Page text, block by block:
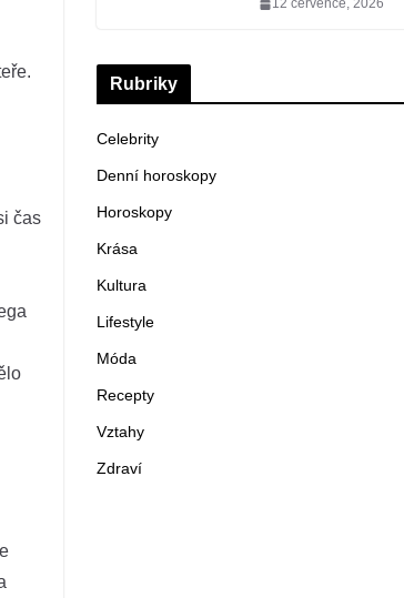
čas
12 července, 2026
Rubriky
Celebrity
Denní horoskopy
Horoskopy
Krása
Kultura
Lifestyle
Móda
Recepty
Vztahy
Zdraví